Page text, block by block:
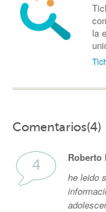
la
Comentarios(4)
Roberto
he leido